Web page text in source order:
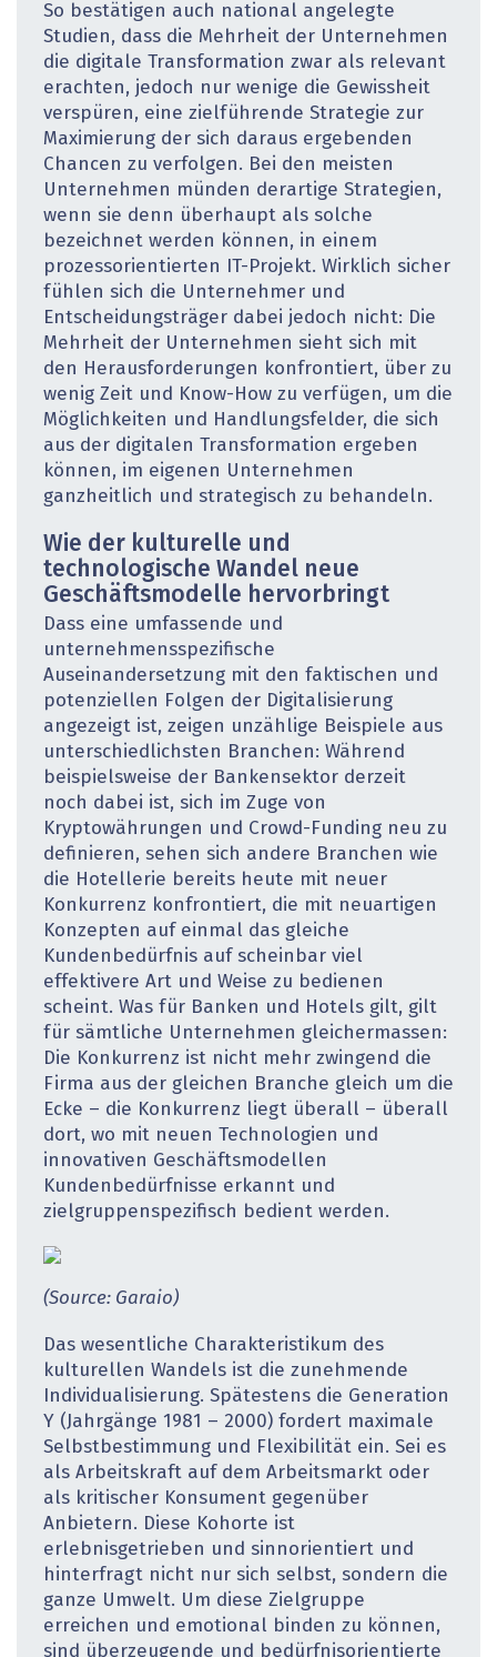
So bestätigen auch national angelegte
Studien, dass die Mehrheit der Unternehmen
die digitale Transformation zwar als relevant
erachten, jedoch nur wenige die Gewissheit
verspüren, eine zielführende Strategie zur
Maximierung der sich daraus ergebenden
Chancen zu verfolgen. Bei den meisten
Unternehmen münden derartige Strategien,
wenn sie denn überhaupt als solche
bezeichnet werden können, in einem
prozessorientierten IT-Projekt. Wirklich sicher
fühlen sich die Unternehmer und
Entscheidungsträger dabei jedoch nicht: Die
Mehrheit der Unternehmen sieht sich mit
den Herausforderungen konfrontiert, über zu
wenig Zeit und Know-How zu verfügen, um die
Möglichkeiten und Handlungsfelder, die sich
aus der digitalen Transformation ergeben
können, im eigenen Unternehmen
ganzheitlich und strategisch zu behandeln.
Wie der kulturelle und
technologische Wandel neue
Geschäftsmodelle hervorbringt
Dass eine umfassende und
unternehmensspezifische
Auseinandersetzung mit den faktischen und
potenziellen Folgen der Digitalisierung
angezeigt ist, zeigen unzählige Beispiele aus
unterschiedlichsten Branchen: Während
beispielsweise der Bankensektor derzeit
noch dabei ist, sich im Zuge von
Kryptowährungen und Crowd-Funding neu zu
definieren, sehen sich andere Branchen wie
die Hotellerie bereits heute mit neuer
Konkurrenz konfrontiert, die mit neuartigen
Konzepten auf einmal das gleiche
Kundenbedürfnis auf scheinbar viel
effektivere Art und Weise zu bedienen
scheint. Was für Banken und Hotels gilt, gilt
für sämtliche Unternehmen gleichermassen:
Die Konkurrenz ist nicht mehr zwingend die
Firma aus der gleichen Branche gleich um die
Ecke – die Konkurrenz liegt überall – überall
dort, wo mit neuen Technologien und
innovativen Geschäftsmodellen
Kundenbedürfnisse erkannt und
zielgruppenspezifisch bedient werden.
(Source: Garaio)
Das wesentliche Charakteristikum des
kulturellen Wandels ist die zunehmende
Individualisierung. Spätestens die Generation
Y (Jahrgänge 1981 – 2000) fordert maximale
Selbstbestimmung und Flexibilität ein. Sei es
als Arbeitskraft auf dem Arbeitsmarkt oder
als kritischer Konsument gegenüber
Anbietern. Diese Kohorte ist
erlebnisgetrieben und sinnorientiert und
hinterfragt nicht nur sich selbst, sondern die
ganze Umwelt. Um diese Zielgruppe
erreichen und emotional binden zu können,
sind überzeugende und bedürfnisorientierte